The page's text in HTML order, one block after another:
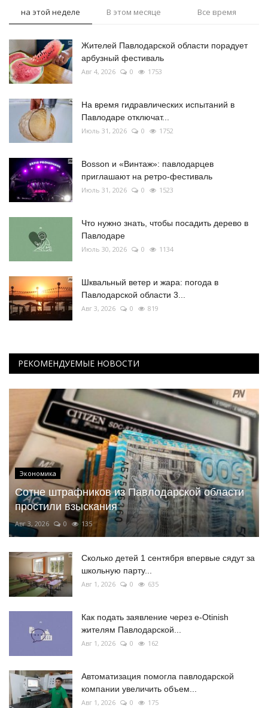
на этой неделе В этом месяце Все время
Жителей Павлодарской области порадует
арбузный фестиваль
Авг 4, 2026 0 1753
На время гидравлических испытаний в
Павлодаре отключат...
Июль 31, 2026 0 1752
Bosson и «Винтаж»: павлодарцев
приглашают на ретро-фестиваль
Июль 31, 2026 0 1523
Что нужно знать, чтобы посадить дерево в
Павлодаре
Июль 30, 2026 0 1134
Шквальный ветер и жара: погода в
Павлодарской области 3...
Авг 3, 2026 0 819
РЕКОМЕНДУЕМЫЕ НОВОСТИ
Экономика
Сотне штрафников из Павлодарской области
простили взыскания
Авг 3, 2026 0 135
Сколько детей 1 сентября впервые сядут за
школьную парту...
Авг 1, 2026 0 635
Как подать заявление через e-Otinish
жителям Павлодарской...
Авг 1, 2026 0 162
Автоматизация помогла павлодарской
компании увеличить объем...
Авг 1, 2026 0 175